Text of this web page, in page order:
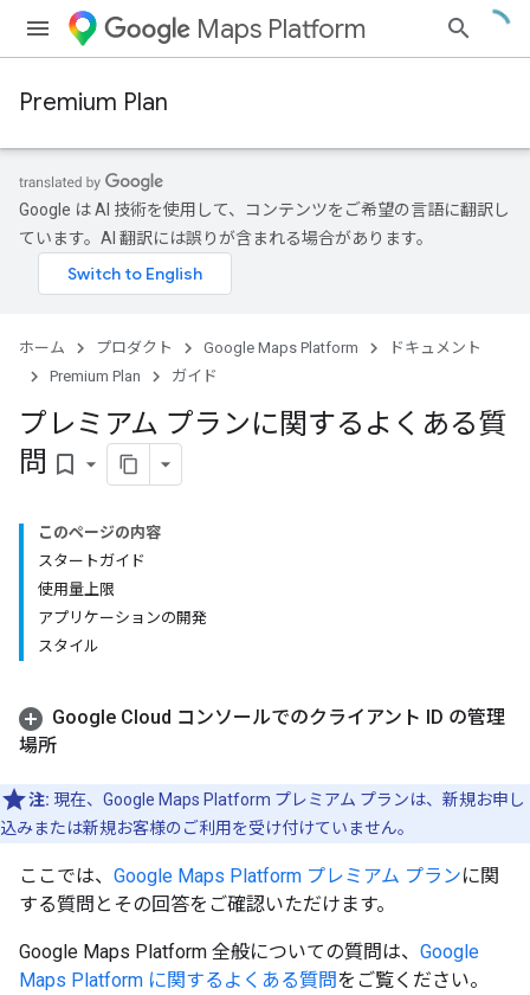
Maps Platform
Premium Plan
Google は AI 技術を使用して、コンテンツをご希望の言語に翻訳し
ています。AI 翻訳には誤りが含まれる場合があります。
ホーム プロダクト Google Maps Platform
ドキュメント
Premium Plan
ガイド
プレミアム プランに関するよくある質
問 bookmark_border
このページの内容
スタートガイド
使用量上限
アプリケーションの開発
スタイル
Google Cloud コンソールでのクライアント ID の管理
場所
注: 現在、Google Maps Platform プレミアム プランは、新規お申し
込みまたは新規お客様のご利用を受け付けていません。
ここでは、 Google Maps Platform プレミアム プランに関
する質問とその回答をご確認いただけます。
Google Maps Platform 全般についての質問は、 Google
Maps Platform に関するよくある質問をご覧ください。